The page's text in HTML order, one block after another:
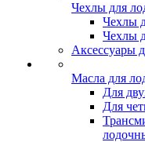
Чехлы для
Чехлы
Чехлы
Аксессуары
Масла для
Для
Для